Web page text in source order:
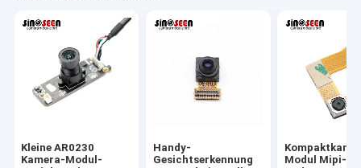
Kleine AR0230
Kamera-Modul-
Handy-
Gesichtserkennung
Modul Mipi-